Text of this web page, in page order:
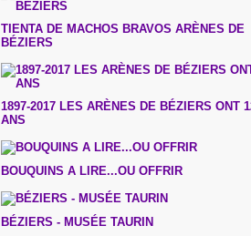
TIENTA DE MACHOS BRAVOS ARÈNES DE
BÉZIERS
1897-2017 LES ARÈNES DE BÉZIERS ONT
ANS
BOUQUINS A LIRE...OU OFFRIR
BÉZIERS - MUSÉE TAURIN